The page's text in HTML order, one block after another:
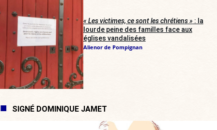
« Les victimes, ce sont les chrétiens » : la
lourde peine des familles face aux
églises vandalisées
Alienor de Pompignan
SIGNÉ DOMINIQUE JAMET